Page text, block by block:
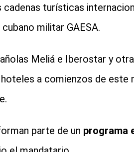
cadenas turísticas
militar GAESA.
Meliá e Iberostar y
a comienzos de este
parte de un programa